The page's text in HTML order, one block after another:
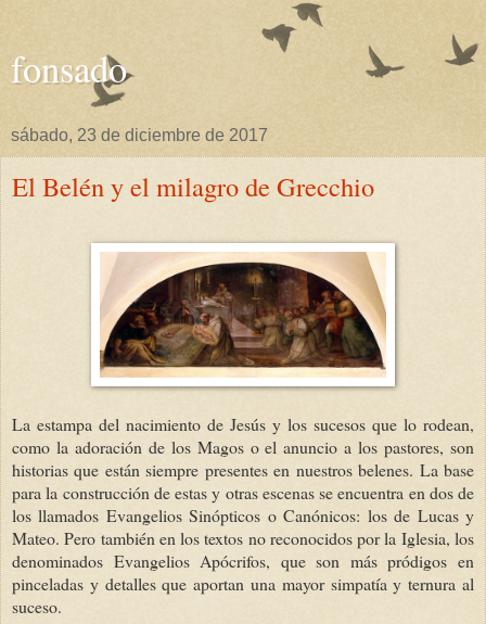
fonsado
sábado, 23 de diciembre de 2017
El Belén y el milagro de Grecchio
La estampa del nacimiento de Jesús y los sucesos que lo rodean,
como la adoración de los Magos o el anuncio a los pastores, son
historias que están siempre presentes en nuestros belenes. La base
para la construcción de estas y otras escenas se encuentra en dos de
los llamados Evangelios Sinópticos o Canónicos: los de Lucas y
Mateo. Pero también en los textos no reconocidos por la Iglesia, los
denominados Evangelios Apócrifos, que son más pródigos en
pinceladas y detalles que aportan una mayor simpatía y ternura al
suceso.